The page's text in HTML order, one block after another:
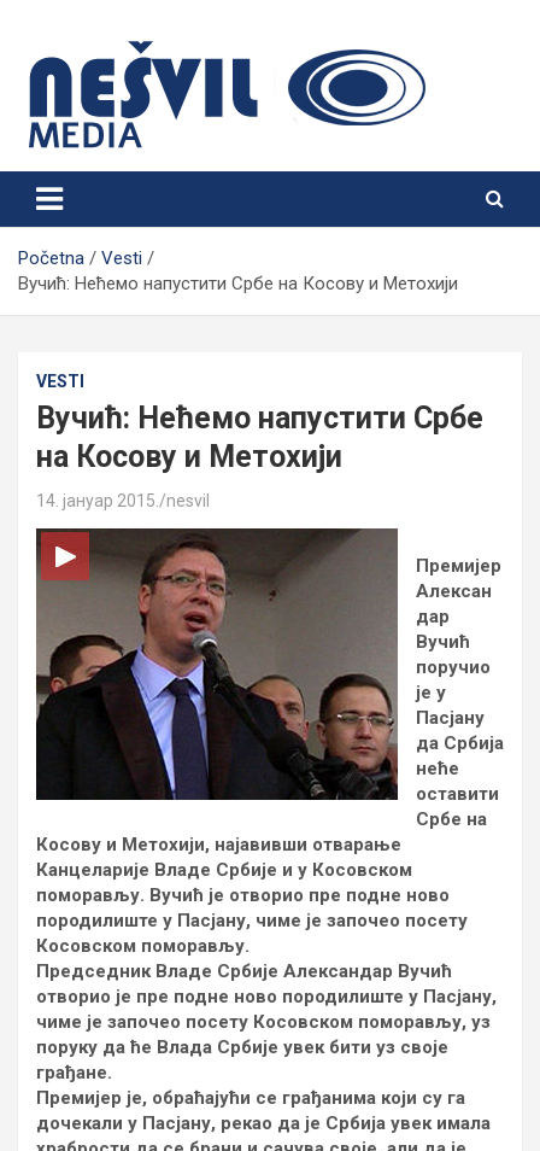
content
Nešvil Media Bogatić
Početna
Vesti
Вучић: Нећемо напустити Србе на Косову и Метохији
VESTI
Вучић: Нећемо напустити Србе
на Косову и Метохији
14. јануар 2015. nesvil
Премијер
Алексан
дар
Вучић
поручио
је у
Пасјану
да Србија
неће
оставити
Србе на
Косову и Метохији, најавивши отварање
Канцеларије Владе Србије и у Косовском
поморављу. Вучић је отворио пре подне ново
породилиште у Пасјану, чиме је започео посету
Косовском поморављу.
Председник Владе Србије Александар Вучић
отворио је пре подне ново породилиште у Пасјану,
чиме је започео посету Косовском поморављу, уз
поруку да ће Влада Србије увек бити уз своје
грађане.
Премијер је, обраћајући се грађанима који су га
дочекали у Пасјану, рекао да је Србија увек имала